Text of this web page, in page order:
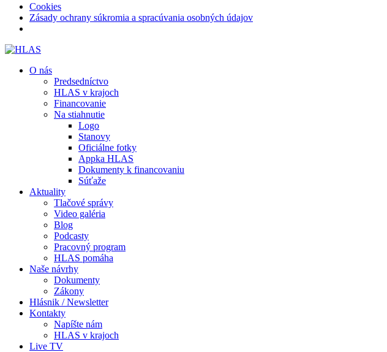
Cookies
Zásady ochrany súkromia a spracúvania osobných údajov
O nás
Predsedníctvo
HLAS v krajoch
Financovanie
Na stiahnutie
Logo
Stanovy
Oficiálne fotky
Appka HLAS
Dokumenty k financovaniu
Súťaže
Aktuality
Tlačové správy
Video galéria
Blog
Podcasty
Pracovný program
HLAS pomáha
Naše návrhy
Dokumenty
Zákony
Hlásnik / Newsletter
Kontakty
Napíšte nám
HLAS v krajoch
Live TV